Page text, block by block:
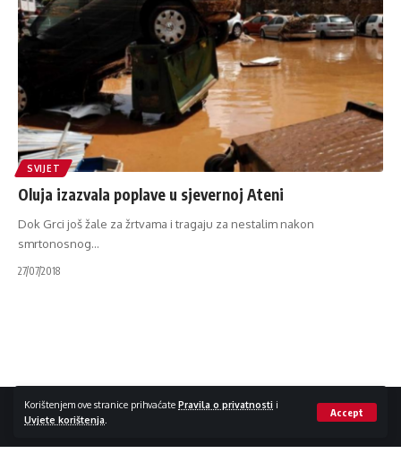
Korištenjem ove stranice prihvaćate Pravila o privatnosti i
Uvjete korištenja
Accept
SVIJET
Oluja izazvala poplave u sjevernoj Ateni
Dok Grci još žale za žrtvama i tragaju za nestalim nakon
smrtonosnog…
27/07/2018
Impressum / Kontakt Zaštita privatnosti